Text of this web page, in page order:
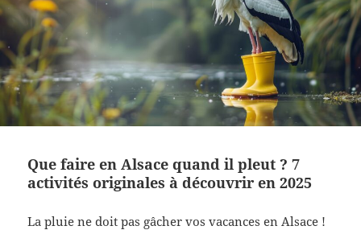
Que faire en Alsace quand il pleut ? 7
activités originales à découvrir en 2025
La pluie ne doit pas gâcher vos vacances en Alsace !